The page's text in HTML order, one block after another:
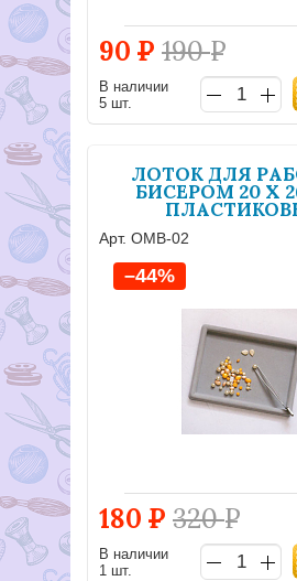
90 Р 190Р
В наличии
5 шт.
ЛОТОК ДЛЯ
БИСЕРОМ 20 X
Арт. OMB-02
180 Р 320Р
–44%
В наличии
1 шт.